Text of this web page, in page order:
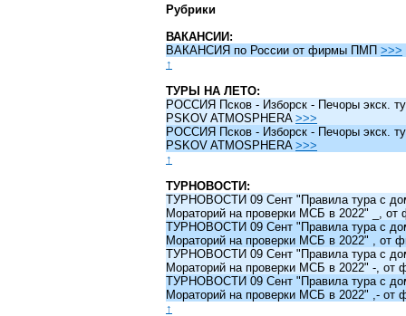
Рубрики
ВАКАНСИИ:
ВАКАНСИЯ по России от фирмы ПМП >>>
↑
ТУРЫ НА ЛЕТО:
РОССИЯ Псков - Изборск - Печоры экск.
PSKOV ATMOSPHERA >>>
РОССИЯ Псков - Изборск - Печоры экск.
PSKOV ATMOSPHERA >>>
↑
ТУРНОВОСТИ:
ТУРНОВОСТИ 09 Сент "Правила тура с
Мораторий на проверки МСБ в 2022" _,
ТУРНОВОСТИ 09 Сент "Правила тура с
Мораторий на проверки МСБ в 2022" ,
ТУРНОВОСТИ 09 Сент "Правила тура с
Мораторий на проверки МСБ в 2022" -,
ТУРНОВОСТИ 09 Сент "Правила тура с
Мораторий на проверки МСБ в 2022" ,-
↑